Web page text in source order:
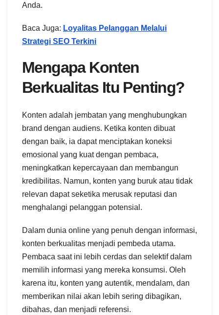
Anda.
Baca Juga: Loyalitas Pelanggan Melalui
Strategi SEO Terkini
Mengapa Konten
Berkualitas Itu Penting?
Konten adalah jembatan yang menghubungkan
brand dengan audiens. Ketika konten dibuat
dengan baik, ia dapat menciptakan koneksi
emosional yang kuat dengan pembaca,
meningkatkan kepercayaan dan membangun
kredibilitas. Namun, konten yang buruk atau tidak
relevan dapat seketika merusak reputasi dan
menghalangi pelanggan potensial.
Dalam dunia online yang penuh dengan informasi,
konten berkualitas menjadi pembeda utama.
Pembaca saat ini lebih cerdas dan selektif dalam
memilih informasi yang mereka konsumsi. Oleh
karena itu, konten yang autentik, mendalam, dan
memberikan nilai akan lebih sering dibagikan,
dibahas, dan menjadi referensi.